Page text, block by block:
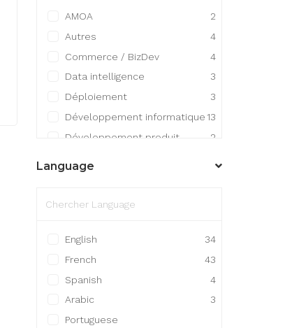
AMOA
2
Autres
4
Commerce / BizDev
4
Data intelligence
3
Déploiement
3
Développement informatique 13
Développement produit
2
Comptabilité
Infrastructure
technique
1
Language
English
34
French
43
Spanish
4
Arabic
3
Portuguese